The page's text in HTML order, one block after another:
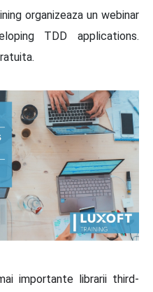
organizeaza un webinar
TDD applications.
importante librarii third-